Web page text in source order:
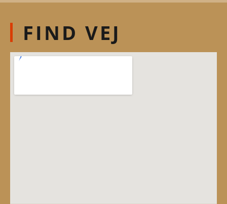
FIND VEJ